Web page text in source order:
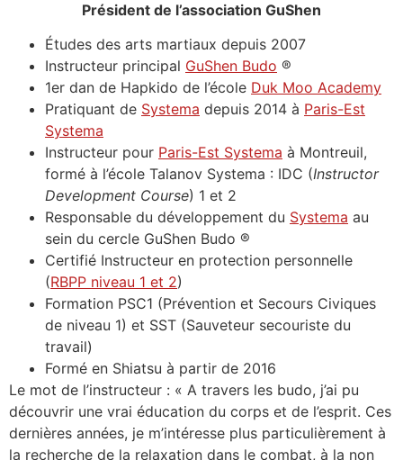
Président de l’association GuShen
Études des arts martiaux depuis 2007
Instructeur principal GuShen Budo ®
1er dan de Hapkido de l’école Duk Moo Academy
Pratiquant de Systema depuis 2014 à Paris-Est
Systema
Instructeur pour Paris-Est Systema à Montreuil,
formé à l’école Talanov Systema : IDC (Instructor
Development Course) 1 et 2
Responsable du développement du Systema au
sein du cercle GuShen Budo ®
Certifié Instructeur en protection personnelle
(RBPP niveau 1 et 2)
Formation PSC1 (Prévention et Secours Civiques
de niveau 1) et SST (Sauveteur secouriste du
travail)
Formé en Shiatsu à partir de 2016
Le mot de l’instructeur : « A travers les budo, j’ai pu
découvrir une vrai éducation du corps et de l’esprit. Ces
dernières années, je m’intéresse plus particulièrement à
la recherche de la relaxation dans le combat, à la non